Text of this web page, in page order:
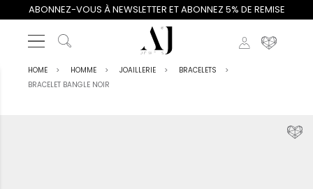
ABONNEZ-VOUS À NEWSLETTER ET ABONNEZ 5% DE REMISE
HOME HOMME JOAILLERIE
BRACELETS
BRACELET BANGLE NOIR